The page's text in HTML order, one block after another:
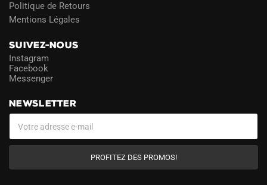
Politique de Retours
Mentions Légales
SUIVEZ-NOUS
Instagram
Facebook
Messenger
NEWSLETTER
PROFITEZ DES PROMOS!